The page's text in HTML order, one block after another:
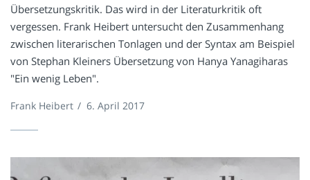
Übersetzungskritik. Das wird in der Literaturkritik oft
vergessen. Frank Heibert untersucht den Zusammenhang
zwischen literarischen Tonlagen und der Syntax am Beispiel
von Stephan Kleiners Übersetzung von Hanya Yanagiharas
"Ein wenig Leben".
Frank Heibert / 6. April 2017